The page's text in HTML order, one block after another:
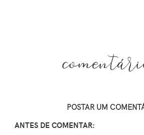
POSTAR UM
ANTES DE COMENTAR: